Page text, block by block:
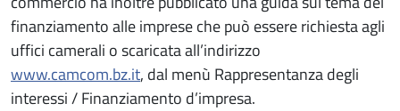
finanziamento alle imprese che può essere richiesta agli
uffici camerali o scaricata all’indirizzo
www.camcom.bz.it, dal menù Rappresentanza degli
interessi / Finanziamento d’impresa.